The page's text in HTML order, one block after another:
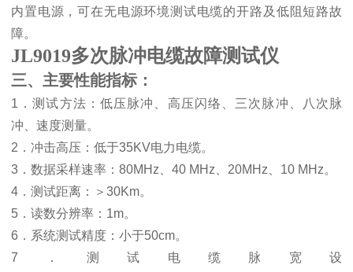
内置电源，可在无电源环境测试电缆的开路及低阻短路故
障。
JL9019多次脉冲电缆故障测试仪
三、主要性能指标：
1 ．测试方法：低压脉冲、高压闪络、三次脉冲、八次脉
冲、速度测量。
2 ．冲击高压：低于35KV电力电缆。
3 ．数据采样速率： 80MHz 40 MHz 20MHz 10 MHz。
4 ．测试距离： ＞ 30Km。
5 ．读数分辨率： 1m。
6 ．系统测试精度：小于50cm。
7 ．测试电缆脉宽设